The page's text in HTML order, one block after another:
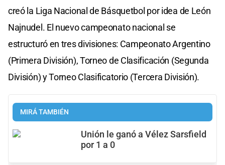
creó la Liga Nacional de Básquetbol por idea de León
Najnudel. El nuevo campeonato nacional se
estructuró en tres divisiones: Campeonato Argentino
(Primera División), Torneo de Clasificación (Segunda
División) y Torneo Clasificatorio (Tercera División).
MIRÁ TAMBIÉN
Unión le ganó a Vélez Sarsfield
por 1 a 0